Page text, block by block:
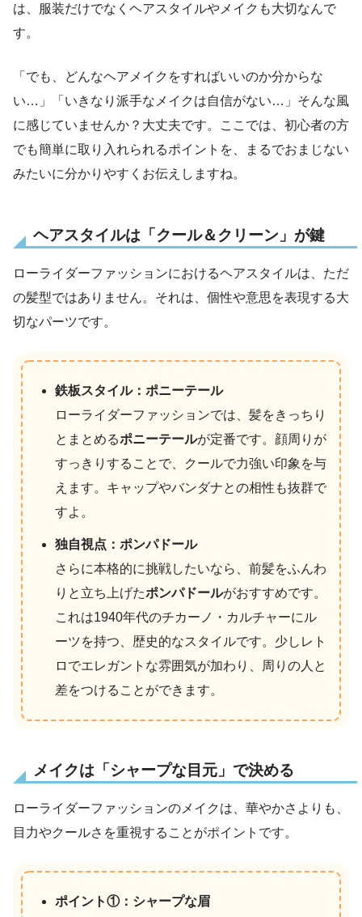
は、服装だけでなくヘアスタイルやメイクも大切なんで
す。
「でも、どんなヘアメイクをすればいいのか分からな
い…」「いきなり派手なメイクは自信がない…」そんな風
に感じていませんか？大丈夫です。ここでは、初心者の方
でも簡単に取り入れられるポイントを、まるでおまじない
みたいに分かりやすくお伝えしますね。
ヘアスタイルは「クール＆クリーン」が鍵
ローライダーファッションにおけるヘアスタイルは、ただ
の髪型ではありません。それは、個性や意思を表現する大
切なパーツです。
鉄板スタイル：ポニーテール
ローライダーファッションでは、髪をきっちり
とまとめるポニーテールが定番です。顔周りが
すっきりすることで、クールで力強い印象を与
えます。キャップやバンダナとの相性も抜群で
すよ。
独自視点：ポンパドール
さらに本格的に挑戦したいなら、前髪をふんわ
りと立ち上げたポンパドールがおすすめです。
これは1940年代のチカーノ・カルチャーにル
ーツを持つ、歴史的なスタイルです。少しレト
ロでエレガントな雰囲気が加わり、周りの人と
差をつけることができます。
メイクは「シャープな目元」で決める
ローライダーファッションのメイクは、華やかさよりも、
目力やクールさを重視することがポイントです。
ポイント①：シャープな眉